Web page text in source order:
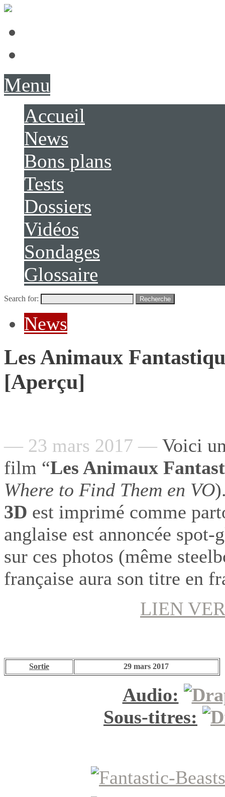
Menu
Accueil
News
Bons plans
Tests
Dossiers
Vidéos
Sondages
Glossaire
Search for: Recherche
News
Les Animaux
[Aperçu]
— 23 mars 2017 — Voici
film “Les Animaux
Where to Find Them en VO
3D est imprimé comme
anglaise est annoncée
sur ces photos (même
française aura son titre en
LIEN
Sortie 29 mars 2017
Audio:
Sous-titres: